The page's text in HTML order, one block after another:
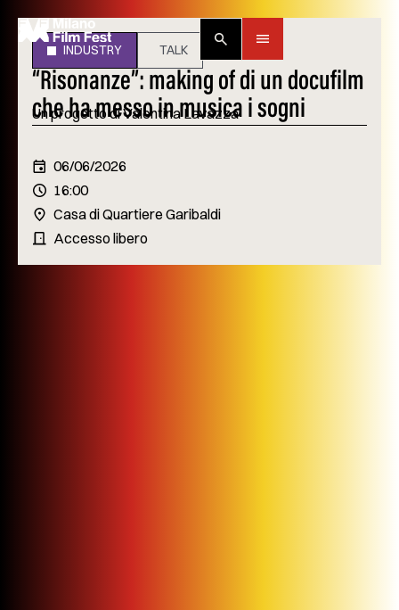
contenuto INDUSTRY TALK
“Risonanze”: making of di un docufilm
che ha messo in musica i sogni
Un progetto di Valentina Lavazza
06/06/2026
16:00
Casa di Quartiere Garibaldi
Accesso libero